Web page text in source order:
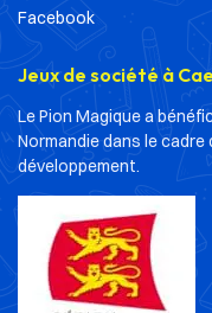
Facebook
Jeux de société à
Le Pion Magique a
Normandie dans le
développement.